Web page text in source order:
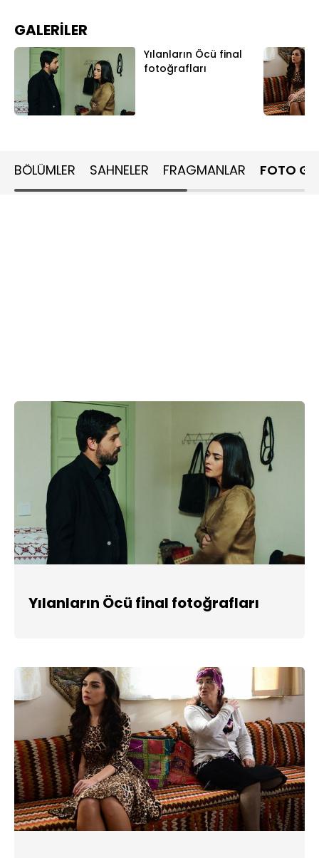
GALERİLER
Yılanların Öcü final
fotoğrafları
BÖLÜMLER SAHNELER FRAGMANLAR FOTO
Yılanların Öcü final fotoğrafları